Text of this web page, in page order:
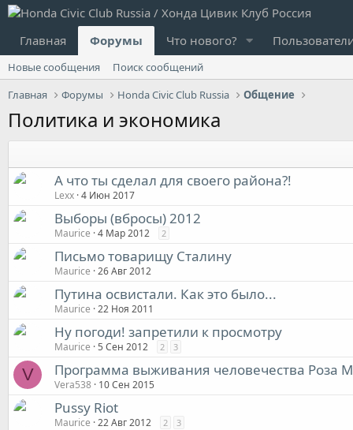
Главная Форумы Что нового?
Новые сообщения
Поиск сообщений
Главная
Форумы Honda Civic Club Russia Общение
Политика и экономика
А что ты сделал для своего района?!
Lexx 4 Июн 2017
Выборы (вбросы) 2012
Maurice 4 Мар 2012 2
Письмо товарищу Сталину
Maurice 26 Авг 2012
Путина освистали. Как это было...
Maurice 22 Ноя 2011
Ну погоди! запретили к просмотру
Maurice 5 Сен 2012 2 3
V Программа выживания человечества Роза
Vera538 10 Сен 2015
Pussy Riot
Maurice 22 Авг 2012 2 3